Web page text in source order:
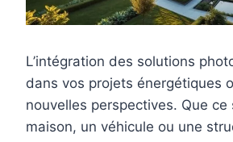
L’intégration des solutions
dans vos projets énergétiques
nouvelles perspectives. Que ce
maison, un véhicule ou une